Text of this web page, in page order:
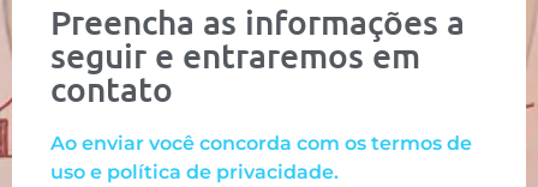
Preencha as informações a
seguir e entraremos em
contato
Ao enviar você concorda com os termos de
uso e política de privacidade.